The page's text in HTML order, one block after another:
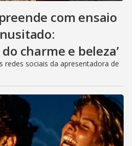
com ensaio
charme e beleza’
redes sociais da apresentadora de